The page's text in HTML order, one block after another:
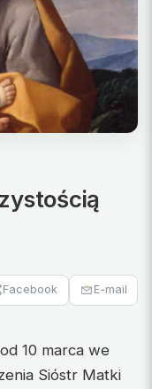
Facebook E-mail
10 marca we
Sióstr Matki